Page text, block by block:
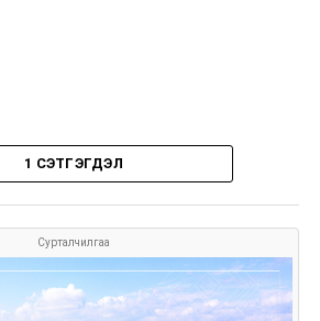
1 СЭТГЭГДЭЛ
Сурталчилгаа